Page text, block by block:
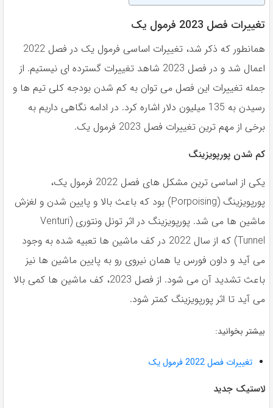
تغییرات فصل 2023 فرمول یک
همانطور که ذکر شد، تغییرات اساسی فرمول یک در فصل 2022
اعمال شد و در فصل 2023 شاهد تغییرات گسترده ای نیستیم. از
جمله تغییرات این فصل می توان به کم شدن بودجه کلی تیم ها و
رسیدن به 135 میلیون دلار اشاره کرد. در ادامه نگاهی داریم به
برخی از مهم ترین تغییرات فصل 2023 فرمول یک.
کم شدن پورپویزینگ
یکی از اساسی ترین مشکل های فصل 2022 فرمول یک،
پورپویزینگ (Porpoising) بود که باعث بالا و پایین شدن و لغزش
ماشین ها می شد. پورپویزینگ در اثر تونل ونتوری (Venturi
Tunnel) که از سال 2022 در کف ماشین ها تعبیه شده به وجود
می آید و داون فورس یا همان نیروی رو به پایین ماشین ها نیز
باعث تشدید آن می شود. از فصل 2023، کف ماشین ها کمی بالا
می آید تا اثر پورپویزینگ کمتر شود.
بیشتر بخوانید:
تغییرات فصل 2022 فرمول یک
لاستیک جدید